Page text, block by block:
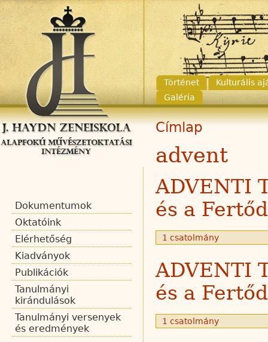
Történet
Kulturális
Galéria
Címlap
advent
ADVENTI
és a
1 csatolmány
ADVENTI
és a
1 csatolmány
Dokumentumok
Oktatóink
Elérhetőség
Kiadványok
Publikációk
Tanulmányi
kirándulások
Tanulmányi versenyek
és eredmények